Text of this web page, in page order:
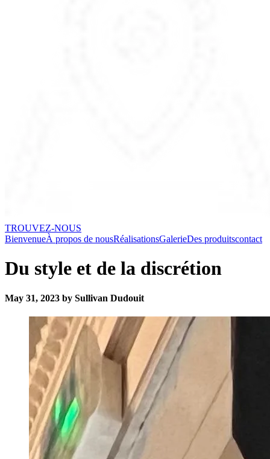
TROUVEZ-NOUS
BienvenueÀ propos de nousRéalisationsGalerieDes produitscontact
Du style et de la discrétion
May 31, 2023 by Sullivan Dudouit